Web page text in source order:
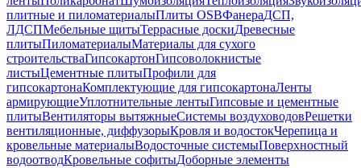
плитные и пиломатериалыПлиты OSBФанераДСП,
ЛДСПМебельные щитыТеррасные доскиДревесные
плитыПиломатериалыМатериалы для сухого
строительстваГипсокартонГипсоволокнистые
листыЦементные плитыПрофили для
гипсокартонаКомплектующие для гипсокартонаЛенты
армирующиеУплотнительные лентыГипсовые и цементные
плитыВентиляторы вытяжныеСистемы воздуховодовРешетки
вентиляционные, диффузорыКровля и водостокЧерепица и
кровельные материалыВодосточные системыПоверхностный
водоотводКровельные софитыДоборные элементы